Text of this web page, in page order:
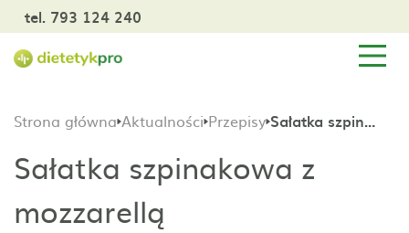
tel. 793 124 240
Strona główna Aktualności Przepisy Sałatka szpinakowa z mozzarellą
Sałatka szpinakowa z
mozzarellą